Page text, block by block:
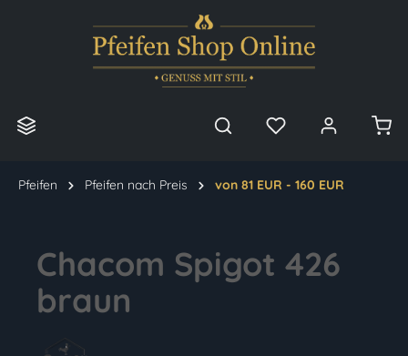
Pfeifen Pfeifen nach Preis von 81 EUR - 160 EUR
Chacom Spigot 426
braun